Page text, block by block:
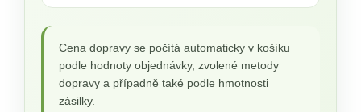
Cena dopravy se počítá automaticky v košíku
podle hodnoty objednávky, zvolené metody
dopravy a případně také podle hmotnosti
zásilky.